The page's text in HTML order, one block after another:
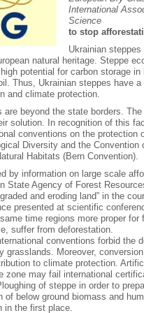
International
Science
to stop
Ukrainian steppes
natural heritage. Steppe
potential for carbon storage in
Thus, Ukrainian steppes have
and climate protection.
are beyond the state borders.
solution. In recognition of this
conventions on the protection
Diversity and the Convention
Habitats (Bern Convention).
by information on large scale
State Agency of Forest
and eroding land” in the
presented at scientific
time regions more proper for
suffer from deforestation.
conventions forbid the
grasslands. Moreover,
to climate protection.
zone may fail international
of steppe in order to
of below ground biomass and
in the first place.